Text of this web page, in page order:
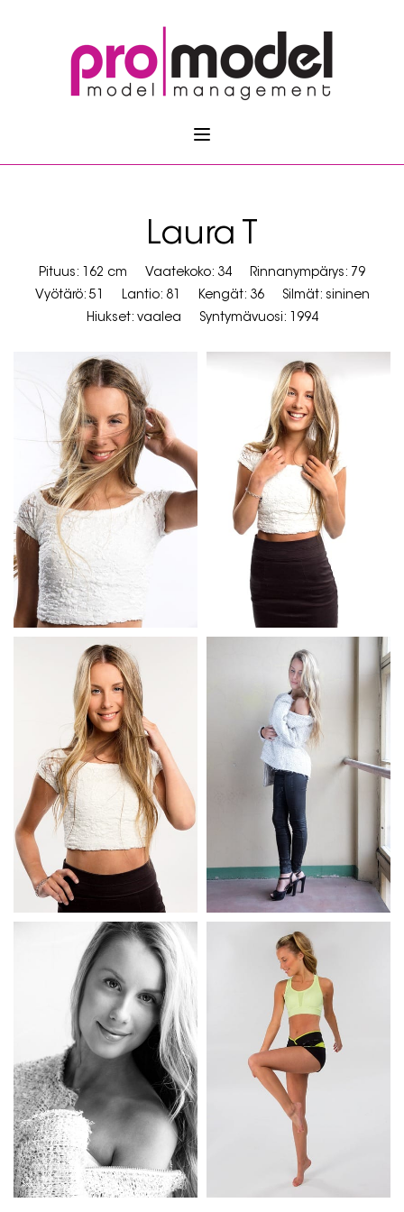
Laura T
Pituus: 162 cm Vaatekoko: 34
Rinnanympärys: 79
Vyötärö: 51
Lantio: 81 Kengät: 36
Silmät: sininen
Hiukset: vaalea
Syntymävuosi: 1994